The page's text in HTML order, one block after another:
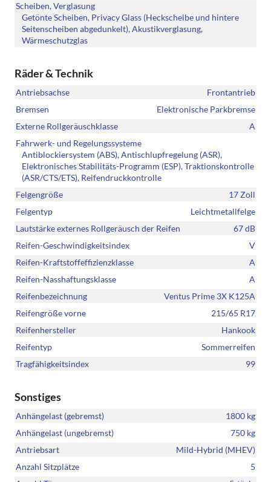
Scheiben, Verglasung
Getönte Scheiben, Privacy Glass (Heckscheibe und hintere
Seitenscheiben abgedunkelt), Akustikverglasung,
Wärmeschutzglas
Räder & Technik
Antriebsachse
Frontantrieb
Bremsen
Elektronische Parkbremse
Externe Rollgeräuschklasse
A
Fahrwerk- und Regelungssysteme
Antiblockiersystem (ABS), Antischlupfregelung (ASR),
Elektronisches Stabilitäts-Programm (ESP), Traktionskontrolle
(ASR/CTS/ETS), Reifendruckkontrolle
Felgengröße
17 Zoll
Felgentyp
Leichtmetallfelge
Lautstärke externes Rollgeräusch der Reifen
67 dB
Reifen-Geschwindigkeitsindex
V
Reifen-Kraftstoffeffizienzklasse
A
Reifen-Nasshaftungsklasse
A
Reifenbezeichnung
Ventus Prime 3X K125A
Reifengröße vorne
215/65 R17
Reifenhersteller
Hankook
Reifentyp
Sommerreifen
Tragfähigkeitsindex
99
Sonstiges
Anhängelast (gebremst)
1800 kg
Anhängelast (ungebremst)
750 kg
Antriebsart
Mild-Hybrid (MHEV)
Anzahl Sitzplätze
5